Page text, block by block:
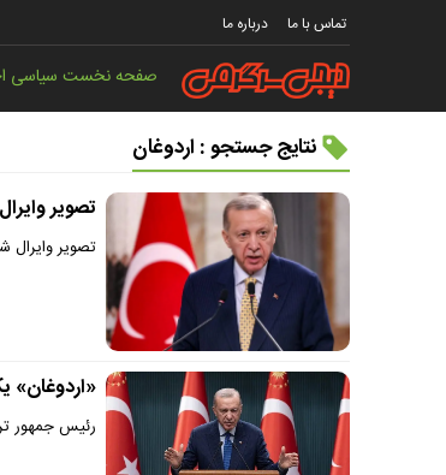
تماس با ما درباره ما
صفحه نخستسیاسی
نتایج جستجو : اردوغان
تصویر
تصویر وایرال
«اردوغان»
رئیس جمهور